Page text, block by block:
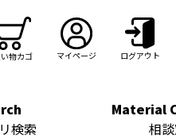
物カゴ マイページ ログアウト
検索
Material
相